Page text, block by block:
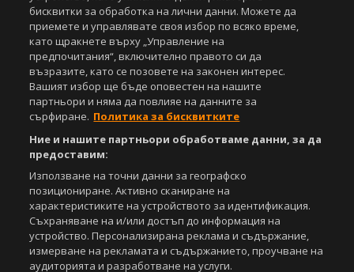
Powered by:
бисквитки за обработка на лични данни. Можете да
приемете и управлявате своя избор по всяко време,
като щракнете върху „Управление на
предпочитания“, включително правото си да
възразите, като се позовете на законен интерес.
Вашият избор ще бъде оповестен на нашите
партньори и няма да повлияе на данните за
сърфиране. Политика за бисквитките
Ние и нашите партньори обработваме данни, за да
предоставим:
Използване на точни данни за географско
позициониране. Активно сканиране на
характеристиките на устройството за идентификация.
Съхраняване на и/или достъп до информация на
устройство. Персонализирана реклама и съдържание,
измерване на рекламата и съдържанието, проучване на
аудиторията и разработване на услуги.